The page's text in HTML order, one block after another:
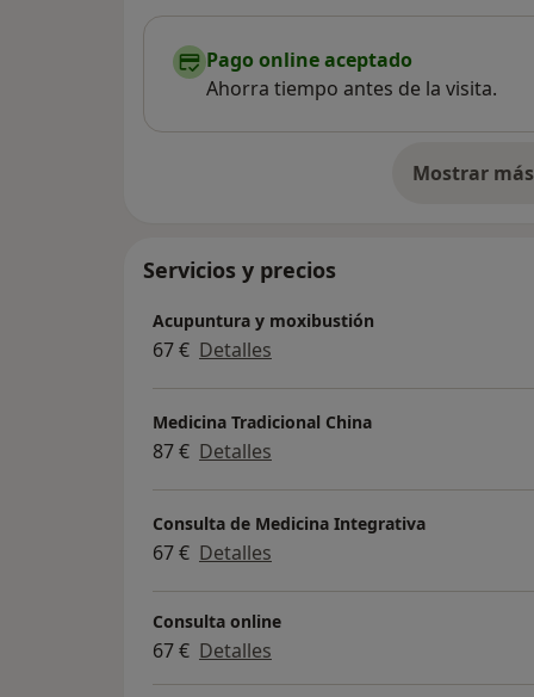
Pago online aceptado
Ahorra tiempo antes de la visita.
Mostrar
Servicios y precios
Acupuntura y moxibustión
67 € Detalles
Medicina Tradicional China
87 € Detalles
Consulta de Medicina Integrativa
67 € Detalles
Consulta online
67 € Detalles